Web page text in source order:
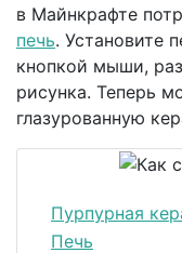
в Майнкрафте
печь. Установите
кнопкой мыши,
рисунка. Теперь
глазурованную
Пурпурная
Печь